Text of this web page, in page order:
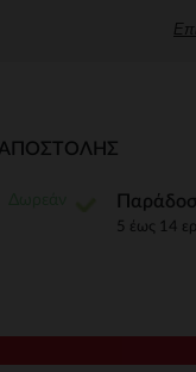
να διαχειριστείτε
ΑΠΟΣΤΟΛΉΣ
5 έως 14